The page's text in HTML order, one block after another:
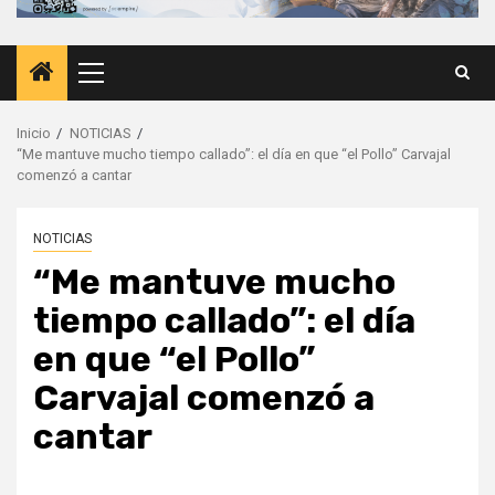
Menú
principal
Inicio
NOTICIAS
“Me mantuve mucho tiempo callado”: el día en que “el Pollo” Carvajal
comenzó a cantar
NOTICIAS
“Me mantuve mucho
tiempo callado”: el día
en que “el Pollo”
Carvajal comenzó a
cantar